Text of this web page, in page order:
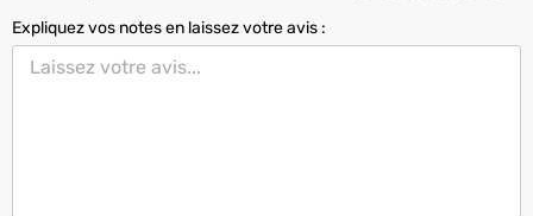
Expliquez vos notes en laissez votre avis :